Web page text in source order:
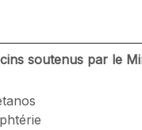
soutenus par le